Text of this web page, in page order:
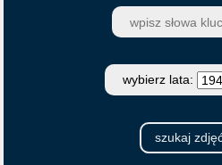
wybierz lata: